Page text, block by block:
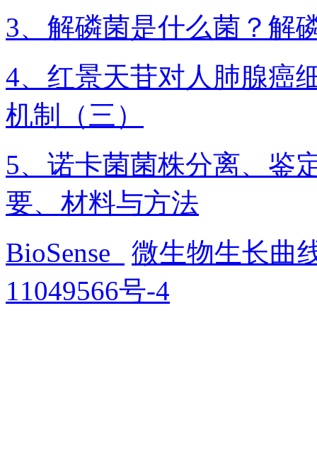
3、解磷菌是什么菌？解
4、红景天苷对人肺腺癌
机制（三）
5、诺卡菌菌株分离、
要、材料与方法
BioSense
微生物生长曲
11049566号-4